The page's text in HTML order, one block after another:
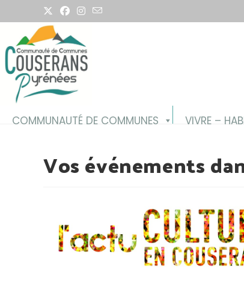
COMMUNAUTÉ DE COMMUNES VIVRE –
Vos événements